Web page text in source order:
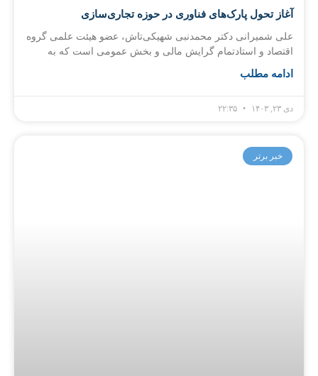
آغاز تحول پارک‌های فناوری در حوزه تجاری‌سازی
علی شمیرانی دکتر محمدنبی شهیکی‌‌تاش، عضو هیئت علمی گروه
اقتصاد و استادتمام گرایش مالی و بخش عمومی است که به
ادامه مطلب
دی ۲۳, ۱۴۰۳
خبر برتر